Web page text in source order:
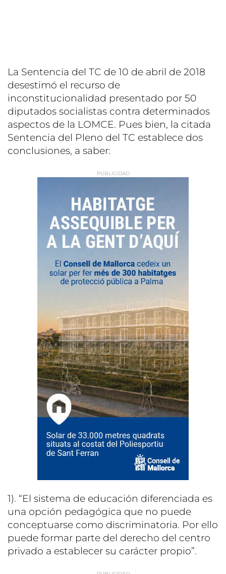
La Sentencia del TC de 10 de abril de 2018
desestimó el recurso de
inconstitucionalidad presentado por 50
diputados socialistas contra determinados
aspectos de la LOMCE. Pues bien, la citada
Sentencia del Pleno del TC establece dos
conclusiones, a saber:
1). “El sistema de educación diferenciada es
una opción pedagógica que no puede
conceptuarse como discriminatoria. Por ello
puede formar parte del derecho del centro
privado a establecer su carácter propio”.